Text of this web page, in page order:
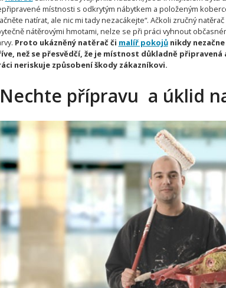
místnosti s odkrytým nábytkem a položeným
natírat, ale nic mi tady nezacákejte“. Ačkoli zručný
nátěrovými hmotami, nelze se při práci vyhnout
Proto ukázněný natěrač či malíř pokojůnikdy
než se přesvědčí, že je místnost důkladně připravená
neriskuje způsobení škody zákazníkovi.
Nechte přípravu a úklid